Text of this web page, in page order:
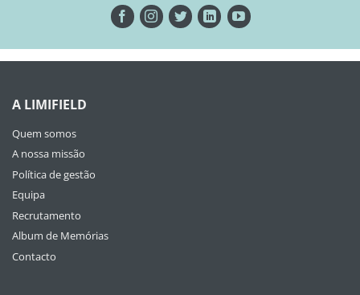
A LIMIFIELD
Quem somos
A nossa missão
Política de gestão
Equipa
Recrutamento
Album de Memórias
Contacto